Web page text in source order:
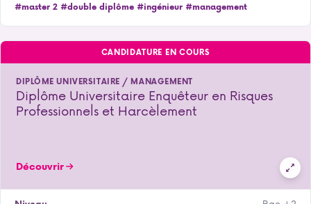
#master 2 #double diplôme #ingénieur #management
CANDIDATURE EN COURS
DIPLÔME UNIVERSITAIRE / MANAGEMENT
Diplôme Universitaire Enquêteur en Risques
Professionnels et Harcèlement
Découvrir